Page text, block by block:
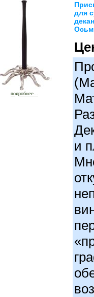
подробнее...
для
и